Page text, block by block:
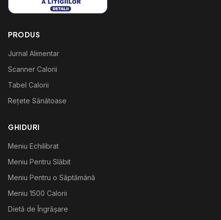
PRODUS
Jurnal Alimentar
Scanner Calorii
Tabel Calorii
Rețete Sănătoase
GHIDURI
Meniu Echilibrat
Meniu Pentru Slăbit
Meniu Pentru o Săptămână
Meniu 1500 Calorii
Dietă de Îngrășare